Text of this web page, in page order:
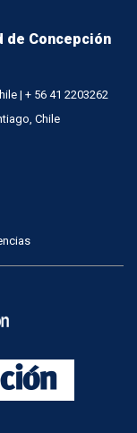
de Concepción
| + 56 41 2203262
Chile